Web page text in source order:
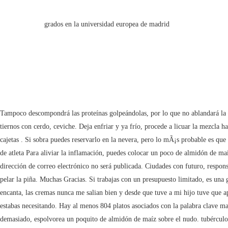
grados en la universidad europea de madrid
Tampoco descompondrá las proteínas golpeándolas, por lo que no ablandará la carne dura. A Scrolly Tale is a new way to read Twitter threads with a more visually immersive experience. Los gallos de salchichón, chicharrones, frijoles tiernos con cerdo, ceviche. Deja enfriar y ya frío, procede a licuar la mezcla hasta que esté suave. Procura no usar demasiado, pues puede ser contraproducente. Es que no hay palabras. Pero acá le encontramos otro uso, por ejemplo en cajetas . Si sobra puedes reservarlo en la nevera, pero lo mÃ¡s probable es que no sea asÃ­. Become a Premium Member ($3/month or $30/year) and get exclusive features! ¿Verdad que es molesto? Maizena, propiedades curativas en el pie de atleta Para aliviar la inflamación, puedes colocar un poco de almidón de maíz en su cola luego de cambiarlo. Esta receta esta muy superior a la que yo hago. Posteriormente bébela. Problemas de diabetes o problemas de azúcar. Tu dirección de correo electrónico no será publicada. Ciudades con futuro, responsables con el espacio donde vivimos. ¿Puedes utilizar harina normal para el mismo fin? Preparación de la mazamorra de piña Lo primero que vamos hacer es pelar la piña. Muchas Gracias. Si trabajas con un presupuesto limitado, es una gran idea saber cómo hacer que la carne esté más tierna con ingeniosos trucos de cocina, en lugar de tener que gastar mucho dinero. Hola:Este blog me encanta, las cremas nunca me salian bien y desde que tuve a mi hijo tuve que aprender y esta receta es bien facil y rica. ¡Mil gracias! En cambio, si no te gusta el aroma que desprenden las páginas amarillentas, este truco casero es lo que estabas necesitando. Hay al menos 804 platos asociados con la palabra clave mazamorra de maicena. A continuación los ingredientes para mazamorra de maicena, deliciosa y fácil de preparar. Si tus cordones o lazos se enredaron demasiado, espolvorea un poquito de almidón de maíz sobre el nudo. tubérculos, raíces, tallos, frutos u hojas. Share this Scrolly Tale with your friends. Ella se las ingeniaba para no aburrirnos y la preparaba con distintos sabores como; fresa, chocolate, guineo (banana) y de vainilla. Quisiera saber si la maizena lleva huevos y porque queda amarilla. Esta deliciosa receta de mazamorra de maicena peruana, es un delicioso postre preferido por chicos y grandes, su preparación es muy fácil y rápida, no necesitas muchos ingredientes. ¿Puedes utilizar aceite de cacahuete en lugar de aceite vegetal? Creéme: después de leer este artículo, siempre querrás tener un paquete de maicena en casa. Buenos dias! A principios del siglo XX, Maizena fue el primer producto de uso hogareño que elaboró Refinerías de Maíz, convertida hoy en Unilever Bestfoods. Este malestar provoca una baja absorción de nutrientes y líquidos lo cual es de gran importancia reponerlos. Cómo decorar mesa navideña con trucos sencillos y bajo presupuesto, Ocho cosas que haces que crees que son ecológicas y lejos están de serlo, Las 20 plantas venenosas que podrías tener en tu jardín sin saberlo, 9 trucos de acupresión para aliviar dolores cotidianos, Los 10 mejores trucos que los entrenadores usan para estar en forma sin apenas esfuerzo, Cómo rejuvenecer el contorno de ojos y tratar las arrugas, Con estas recetas ya no tendrás que gastar en depilarte. Lo bueno